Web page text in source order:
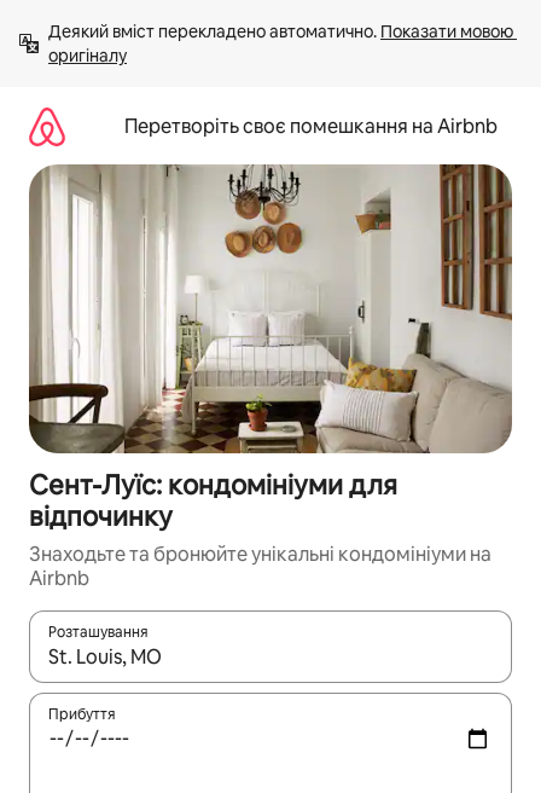
вмісту
Деякий вміст перекладено автоматично. Показати мовою
оригіналу
Перетворіть своє помешкання на Airbnb
Сент-Луїс: кондомініуми для
відпочинку
Знаходьте та бронюйте унікальні кондомініуми на
Airbnb
Розташування
Отримавши результати пошуку, використовуйте для
Прибуття